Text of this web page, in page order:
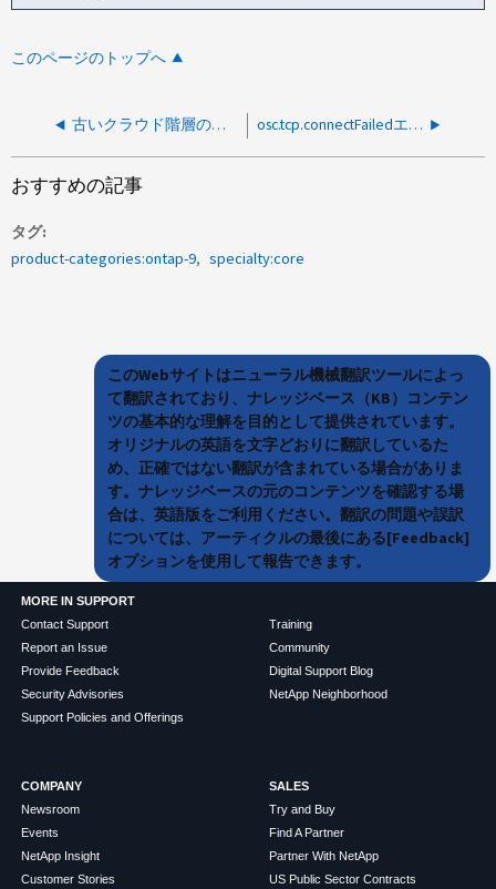
このページのトップへ
古いクラウド階層のレコードが原因でobjstor.host.unresolvableエラーが発生しました osc.tcp.connectFailedエラー
おすすめの記事
タグ
product-categories:ontap-9
specialty:core
このWebサイトはニューラル機械翻訳ツールによっ
て翻訳されており、ナレッジベース（KB）コンテン
ツの基本的な理解を目的として提供されています。
オリジナルの英語を文字どおりに翻訳しているた
め、正確ではない翻訳が含まれている場合がありま
す。ナレッジベースの元のコンテンツを確認する場
合は、英語版をご利用ください。翻訳の問題や誤訳
については、アーティクルの最後にある[Feedback]
オプションを使用して報告できます。
MORE IN SUPPORT
Contact Support
Report an Issue
Provide Feedback
Security Advisories
Support Policies and Offerings
Training
Community
Digital Support Blog
NetApp Neighborhood
COMPANY
Newsroom
Events
NetApp Insight
Customer Stories
SALES
Try and Buy
Find A Partner
Partner With NetApp
US Public Sector Contracts